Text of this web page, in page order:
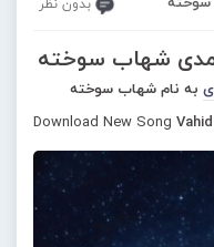
بدون نظر
شهاب سوخته
به نام شهاب سوخته
Download New Song